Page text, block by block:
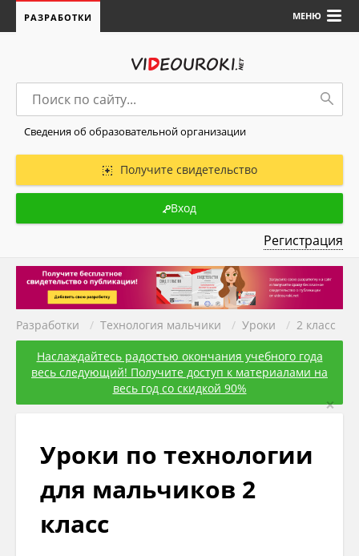
МЕНЮ
РАЗРАБОТКИ
Сведения об образовательной организации
Получите свидетельство
Вход
Регистрация
Разработки / Технология мальчики / Уроки / 2 класс
Наслаждайтесь радостью окончания учебного года
весь следующий! Получите доступ к материалами на
весь год со скидкой 90%
×
Уроки по технологии
для мальчиков 2
класс